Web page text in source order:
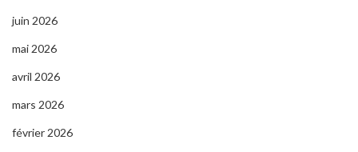
juin 2026
mai 2026
avril 2026
mars 2026
février 2026